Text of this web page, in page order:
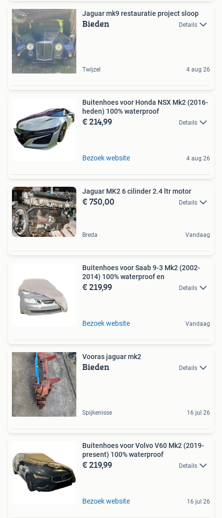
Jaguar mk9 restauratie project sloop
Bieden Details
Twijzel 4 aug 26
Buitenhoes voor Honda NSX Mk2 (2016-
heden) 100% waterproof
€ 214,99 Details
Bezoek website 4 aug 26
Jaguar MK2 6 cilinder 2.4 ltr motor
€ 750,00 Details
Breda Vandaag
Buitenhoes voor Saab 9-3 Mk2 (2002-
2014) 100% waterproof en
€ 219,99 Details
Bezoek website Vandaag
Vooras jaguar mk2
Bieden Details
Spijkenisse 16 jul 26
Buitenhoes voor Volvo V60 Mk2 (2019-
present) 100% waterproof
€ 219,99 Details
Bezoek website 16 jul 26